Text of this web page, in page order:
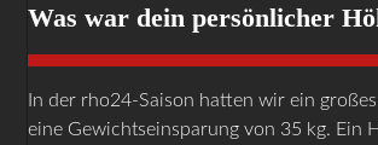
Was war dein persönlicher
In der rho24-Saison hatten wir ein
eine Gewichtseinsparung von 35 kg. Ein